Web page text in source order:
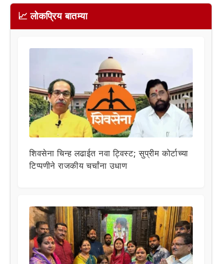
📈 लोकप्रिय बातम्या
शिवसेना चिन्ह लढाईत नवा ट्विस्ट; सुप्रीम कोर्टाच्या
टिप्पणीने राजकीय चर्चांना उधाण